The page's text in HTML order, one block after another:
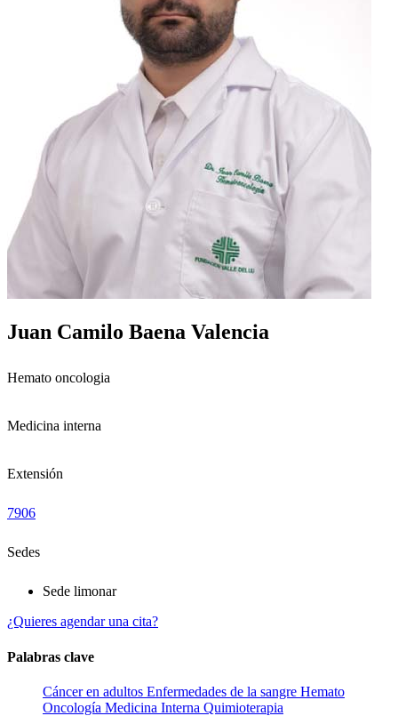
Juan Camilo Baena Valencia
Hemato oncologia
Medicina interna
Extensión
7906
Sedes
Sede limonar
¿Quieres agendar una cita?
Palabras clave
Cáncer en adultos Enfermedades de la sangre Hemato
Oncología Medicina Interna Quimioterapia